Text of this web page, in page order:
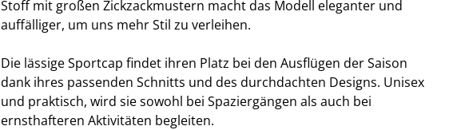
Stoff mit großen Zickzackmustern macht das Modell eleganter und
auffälliger, um uns mehr Stil zu verleihen.
Die lässige Sportcap findet ihren Platz bei den Ausflügen der Saison
dank ihres passenden Schnitts und des durchdachten Designs. Unisex
und praktisch, wird sie sowohl bei Spaziergängen als auch bei
ernsthafteren Aktivitäten begleiten.